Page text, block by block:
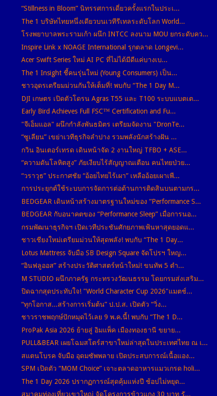
“Stillness in Bloom” นิทรรศการเดี่ยวครั้งแรกในประเ...
The 1 บริษัทไทยหนึ่งเดียวบนเวทีรีเทลระดับโลก World...
โรงพยาบาลพระรามเก้า ผนึก INTCC ลงนาม MOU ยกระดับคว...
Inspire Link x NOAGE International รุกตลาด Longevi...
Acer Swift Series ใหม่ AI PC ที่ไม่ได้มีดีแค่บางเบ...
The 1 Insight ชี้คนรุ่นใหม่ (Young Consumers) เป็น...
ชาวอุดรเตรียมม่วนกันให้เต็มที่! พบกับ “The 1 Day M...
DJI เกษตร เปิดตัวโดรน Agras T55 และ T100 ระบบแบตเต...
Early Bird Achieves Full FSC™ Certification and Fu...
"จีเอ็มแอล" ผนึกกำลังพันธมิตร เตรียมจัดงาน "DronTe...
“ซูเลียน” เขย่าเวทีธุรกิจลำปาง รวมพลังนักสร้างฝัน ...
กวิน อินเตอร์เทรด เดินหน้าจัด 2 งานใหญ่ TFBO + ASE...
“ความดันโลหิตสูง” ภัยเงียบไร้สัญญาณเตือน คนไทยป่วย...
“วราวุธ” ประกาศชัย “อ้อยไทยไร้เผา” เหลืออ้อยเผาเพี...
การประยุกต์ใช้ระบบการจัดการต่อต้านการติดสินบนตามกร...
BEDGEAR เดินหน้าสร้างมาตรฐานใหม่ของ “Performance S...
BEDGEAR กับอนาคตของ “Performance Sleep” เมื่อการนอ...
กรมพัฒนาธุรกิจฯ เปิดเวทีประชันศักยภาพเฟ้นหาสุดยอดแ...
ชาวเชียงใหม่เตรียมม่วนให้สุดพลัง! พบกับ “The 1 Day...
Lotus Mattress จับมือ SB Design Square จัดโปรฯ ใหญ...
“อินฟลูออส” สร้างประวัติศาสตร์หน้าใหม่! ขนทัพ 5 ตำ...
M STUDIO ผนึกภาครัฐ กระทรวงวัฒนธรรม โดยกรมส่งเสริม...
ปิดฉากสุดประทับใจ! "World Character Cup 2026"แมตช์...
“ทุกโอกาส...สร้างการเริ่มต้น” ป.ป.ส. เปิดตัว “วิ่ง...
ชาวราชพฤกษ์ปักหมุดไว้เลย 9 พ.ค.นี้! พบกับ “The 1 D...
ProPak Asia 2026 ย้ายสู่ อิมแพ็ค เมืองทองธานี ขยาย...
PULL&BEAR เผยโฉมสโตร์สาขาใหม่ล่าสุดในประเทศไทย ณ เ...
สแตนโบรค จับมือ อุดมซัพพลาย เปิดประสบการณ์เนื้อแอง...
SPM เปิดตัว “MOM Choice” เจาะตลาดอาหารแมวเกรด holi...
The 1 Day 2026 ปรากฏการณ์สุดคุ้มแห่งปี ช้อปไม่หยุด...
สมาคมท่องเที่ยวเขาใหญ่ จัดโครงการข้าวแกง 30 บาท รั...